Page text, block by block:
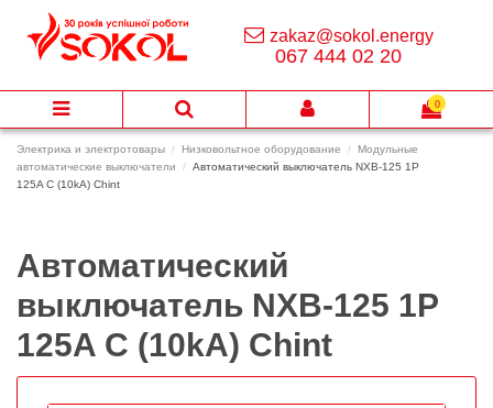
Электрика и электротовары Низковольтное оборудование
Модульные
автоматические выключатели
Автоматический выключатель NXB-125 1P
125A C (10kA) Chint
Автоматический
выключатель NXB-125 1P
125A C (10kA) Chint
zakaz@sokol.energy
067 444 02 20
0